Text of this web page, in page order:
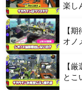
楽し
【
オノ
【
とこ